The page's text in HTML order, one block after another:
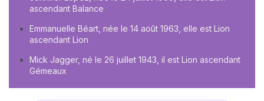
ascendant Balance
Emmanuelle Béart, née le 14 août 1963, elle est Lion
ascendant Lion
Mick Jagger, né le 26 juillet 1943, il est Lion ascendant
Gémeaux